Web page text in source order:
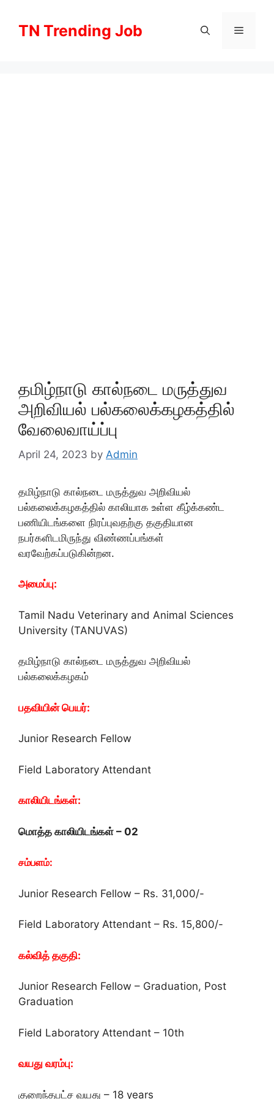
contentTN Trending Job Menu
தமிழ்நாடு கால்நடை மருத்துவ
அறிவியல் பல்கலைக்கழகத்தில்
வேலைவாய்ப்பு
April 24, 2023 by Admin
தமிழ்நாடு கால்நடை மருத்துவ அறிவியல்
பல்கலைக்கழகத்தில் காலியாக உள்ள கீழ்க்கண்ட
பணியிடங்களை நிரப்புவதற்கு தகுதியான
நபர்களிடமிருந்து விண்ணப்பங்கள்
வரவேற்கப்படுகின்றன.
அமைப்பு:
Tamil Nadu Veterinary and Animal Sciences
University (TANUVAS)
தமிழ்நாடு கால்நடை மருத்துவ அறிவியல்
பல்கலைக்கழகம்
பதவியின் பெயர்:
Junior Research Fellow
Field Laboratory Attendant
காலியிடங்கள்:
மொத்த காலியிடங்கள் – 02
சம்பளம்:
Junior Research Fellow – Rs. 31,000/-
Field Laboratory Attendant – Rs. 15,800/-
கல்வித் தகுதி:
Junior Research Fellow – Graduation, Post
Graduation
Field Laboratory Attendant – 10th
வயது வரம்பு:
குறைந்தபட்ச வயது – 18 years